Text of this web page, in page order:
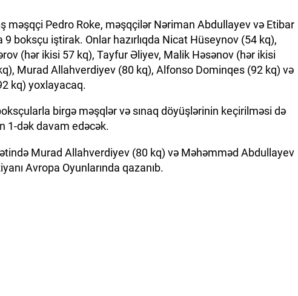
məşqçi Pedro Roke, məşqçilər Nəriman Abdullayev və Etibar
boksçu iştirak. Onlar hazırlıqda Nicat Hüseynov (54 kq),
(hər ikisi 57 kq), Tayfur Əliyev, Malik Həsənov (hər ikisi
Murad Allahverdiyev (80 kq), Alfonso Dominqes (92 kq) və
kq) yoxlayacaq.
birgə məşqlər və sınaq döyüşlərinin keçirilməsi də
1-dək davam edəcək.
Murad Allahverdiyev (80 kq) və Məhəmməd Abdullayev
Avropa Oyunlarında qazanıb.